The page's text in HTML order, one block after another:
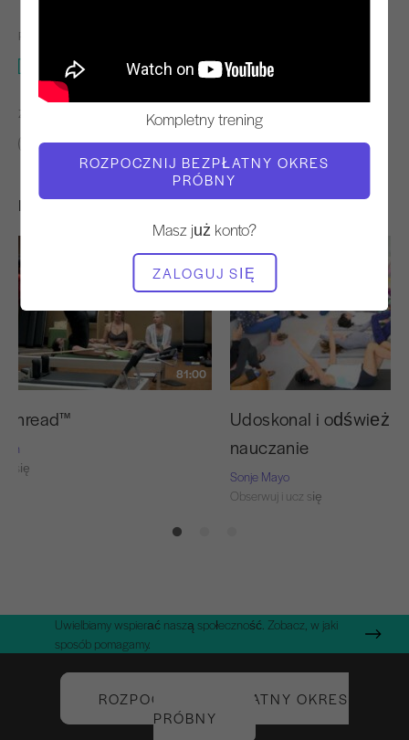
Kompletny trening
ROZPOCZNIJ BEZPŁATNY OKRES
PRÓBNY
Masz już konto?
ZALOGUJ SIĘ
POTRZEBNY SPRZĘT
Całe studio
ZNAJDŹ PODOBNE KLASY DLA
60+ min
Całe studio
Inne treningi, które mogą Ci się spodobać
81:00
Thread™
się
Udoskonal i odśwież
nauczanie
Sonje Mayo
Obserwuj i ucz się
Uwielbiamy wspierać naszą społeczność. Zobacz, w jaki
sposób pomagamy.
ROZPOCZNIJ BEZPŁATNY OKRES
PRÓBNY